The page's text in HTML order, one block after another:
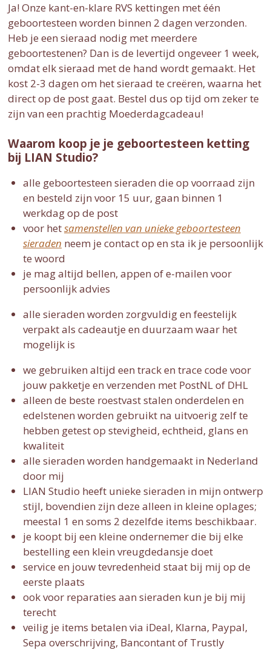
Ja! Onze kant-en-klare RVS kettingen met één
geboortesteen worden binnen 2 dagen verzonden.
Heb je een sieraad nodig met meerdere
geboortestenen? Dan is de levertijd ongeveer 1 week,
omdat elk sieraad met de hand wordt gemaakt. Het
kost 2-3 dagen om het sieraad te creëren, waarna het
direct op de post gaat. Bestel dus op tijd om zeker te
zijn van een prachtig Moederdagcadeau!
Waarom koop je je geboortesteen ketting
bij LIAN Studio?
alle geboortesteen sieraden die op voorraad zijn
en besteld zijn voor 15 uur, gaan binnen 1
werkdag op de post
voor hetsamenstellen van unieke geboortesteen
sieraden neem je contact op en sta ik je persoonlijk
te woord
je mag altijd bellen, appen of e-mailen voor
persoonlijk advies
alle sieraden worden zorgvuldig en feestelijk
verpakt als cadeautje en duurzaam waar het
mogelijk is
we gebruiken altijd een track en trace code voor
jouw pakketje en verzenden met PostNL of DHL
alleen de beste roestvast stalen onderdelen en
edelstenen worden gebruikt na uitvoerig zelf te
hebben getest op stevigheid, echtheid, glans en
kwaliteit
alle sieraden worden handgemaakt in Nederland
door mij
LIAN Studio heeft unieke sieraden in mijn ontwerp
stijl, bovendien zijn deze alleen in kleine oplages;
meestal 1 en soms 2 dezelfde items beschikbaar.
je koopt bij een kleine ondernemer die bij elke
bestelling een klein vreugdedansje doet
service en jouw tevredenheid staat bij mij op de
eerste plaats
ook voor reparaties aan sieraden kun je bij mij
terecht
veilig je items betalen via iDeal, Klarna, Paypal,
Sepa overschrijving, Bancontant of Trustly